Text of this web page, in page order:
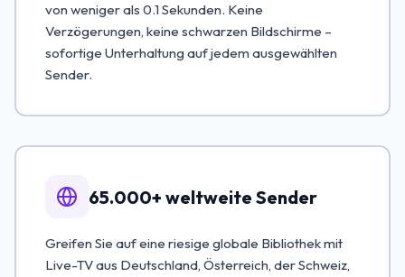
von weniger als 0.1 Sekunden. Keine
Verzögerungen, keine schwarzen Bildschirme –
sofortige Unterhaltung auf jedem ausgewählten
Sender.
65.000+ weltweite Sender
Greifen Sie auf eine riesige globale Bibliothek mit
Live-TV aus Deutschland, Österreich, der Schweiz,